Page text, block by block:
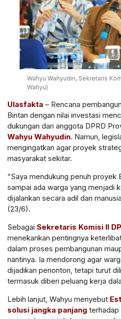
Wahyu Wahyudin, Sekretaris
Wahyu)
Ulasfakta – Rencana
Bintan dengan nilai investasi
dukungan dari anggota DPRD
Wahyu Wahyudin. Namun,
mengingatkan agar proyek
masyarakat sekitar.
“Saya mendukung penuh proyek
sampai ada warga yang menjadi
dijalankan secara adil dan
(23/6).
Sebagai Sekretaris Komisi II
menekankan pentingnya
dalam proses pembangunan
nantinya. Ia mendorong agar
dijadikan penonton, tetapi turut
termasuk diberi peluang kerja
Lebih lanjut, Wahyu menyebut
solusi jangka panjang terhadap